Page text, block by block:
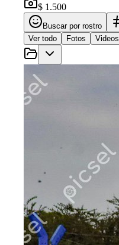
$ 1.500
Buscar por rostro
Ver todo
Fotos Videos